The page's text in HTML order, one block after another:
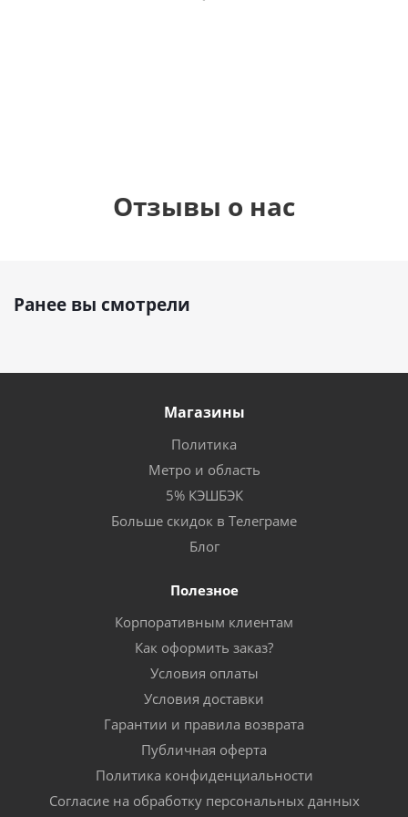
Отзывы о нас
Ранее вы смотрели
Магазины
Политика
Метро и область
5% КЭШБЭК
Больше скидок в Телеграме
Блог
Полезное
Корпоративным клиентам
Как оформить заказ?
Условия оплаты
Условия доставки
Гарантии и правила возврата
Публичная оферта
Политика конфиденциальности
Согласие на обработку персональных данных